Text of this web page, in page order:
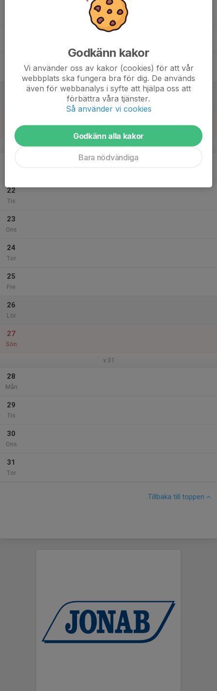
Sön
v.30
22
Tis
23
Ons
24
Tor
25
Fre
26
Lör
27
Sön
v.31
28
Mån
29
Tis
30
Ons
31
Tor
Tillbaka till toppen
Godkänn kakor
Vi använder oss av kakor (cookies) för att vår
webbplats ska fungera bra för dig. De används
även för webbanalys i syfte att hjälpa oss att
förbättra våra tjänster.
Så använder vi cookies
Godkänn alla kakor
Bara nödvändiga